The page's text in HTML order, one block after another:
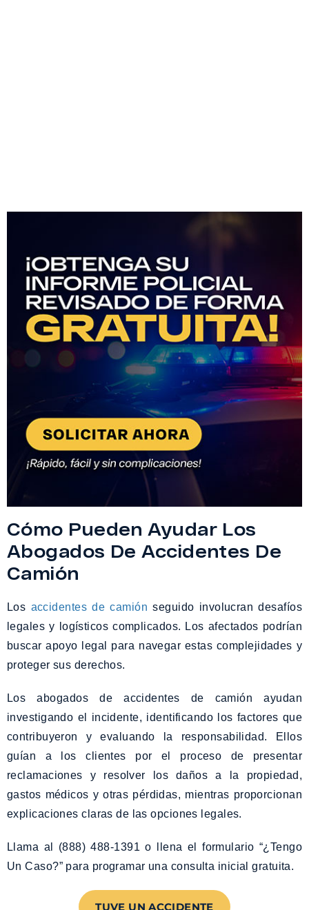
Cómo Pueden Ayudar Los
Abogados De Accidentes De
Camión
Los accidentes de camión seguido involucran desafíos
legales y logísticos complicados. Los afectados podrían
buscar apoyo legal para navegar estas complejidades y
proteger sus derechos.
Los abogados de accidentes de camión ayudan
investigando el incidente, identificando los factores que
contribuyeron y evaluando la responsabilidad. Ellos
guían a los clientes por el proceso de presentar
reclamaciones y resolver los daños a la propiedad,
gastos médicos y otras pérdidas, mientras proporcionan
explicaciones claras de las opciones legales.
Llama al (888) 488-1391 o llena el formulario “¿Tengo
Un Caso?” para programar una consulta inicial gratuita.
TUVE UN ACCIDENTE